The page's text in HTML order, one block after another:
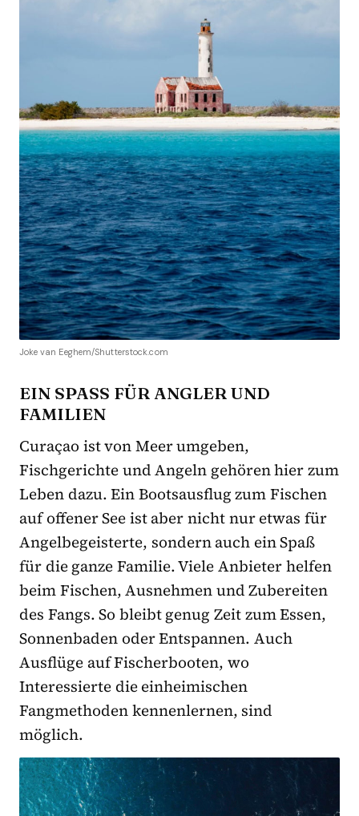
Joke van Eeghem/Shutterstock.com
EIN SPASS FÜR ANGLER UND F
AMILIEN
Curaçao ist von Meer umgeben,
Fischgerichte und Angeln gehören hier zum
Leben dazu. Ein Bootsausflug zum Fischen
auf offener See ist aber nicht nur etwas für
Angelbegeisterte, sondern auch ein Spaß
für die ganze Familie. Viele Anbieter helfen
beim Fischen, Ausnehmen und Zubereiten
des Fangs. So bleibt genug Zeit zum Essen,
Sonnenbaden oder Entspannen. Auch
Ausflüge auf Fischerbooten, wo
Interessierte die einheimischen
Fangmethoden kennenlernen, sind
möglich.